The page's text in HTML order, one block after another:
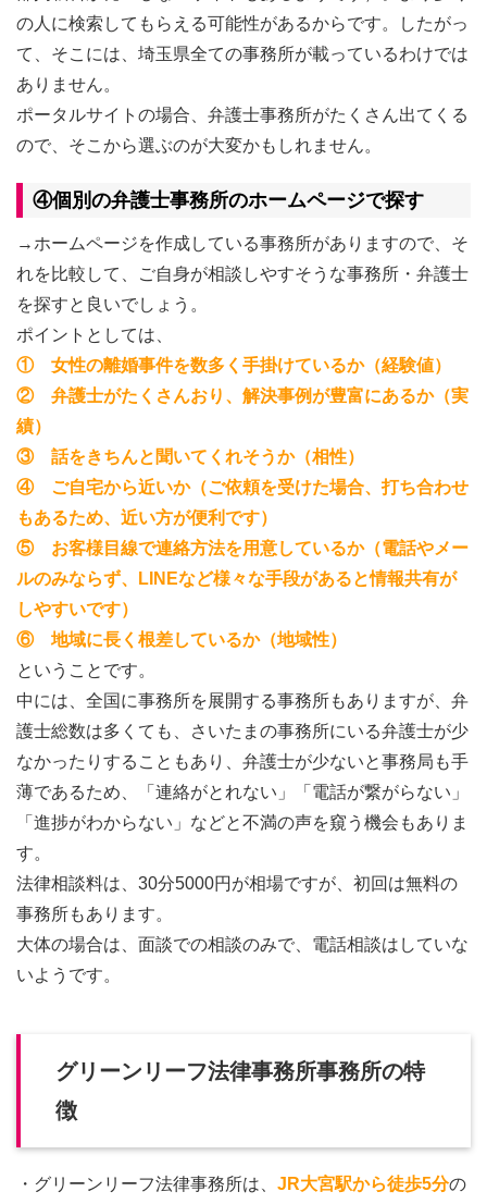
の人に検索してもらえる可能性があるからです。したがっ
て、そこには、埼玉県全ての事務所が載っているわけでは
ありません。
ポータルサイトの場合、弁護士事務所がたくさん出てくる
ので、そこから選ぶのが大変かもしれません。
④個別の弁護士事務所のホームページで探す
→ホームページを作成している事務所がありますので、そ
れを比較して、ご自身が相談しやすそうな事務所・弁護士
を探すと良いでしょう。
ポイントとしては、
① 女性の離婚事件を数多く手掛けているか（経験値）
② 弁護士がたくさんおり、解決事例が豊富にあるか（実
績）
③ 話をきちんと聞いてくれそうか（相性）
④ ご自宅から近いか（ご依頼を受けた場合、打ち合わせ
もあるため、近い方が便利です）
⑤ お客様目線で連絡方法を用意しているか（電話やメー
ルのみならず、LINEなど様々な手段があると情報共有が
しやすいです）
⑥ 地域に長く根差しているか（地域性）
ということです。
中には、全国に事務所を展開する事務所もありますが、弁
護士総数は多くても、さいたまの事務所にいる弁護士が少
なかったりすることもあり、弁護士が少ないと事務局も手
薄であるため、「連絡がとれない」「電話が繋がらない」
「進捗がわからない」などと不満の声を窺う機会もありま
す。
法律相談料は、30分5000円が相場ですが、初回は無料の
事務所もあります。
大体の場合は、面談での相談のみで、電話相談はしていな
いようです。
グリーンリーフ法律事務所事務所の特
徴
・グリーンリーフ法律事務所は、 JR大宮駅から徒歩5分の